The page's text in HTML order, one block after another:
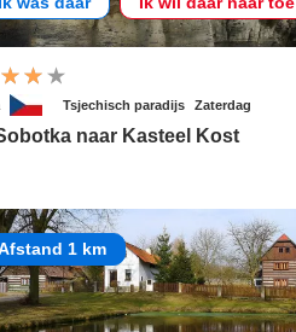
Tsjechisch paradijs Zaterdag
naar Kasteel Kost
1 km